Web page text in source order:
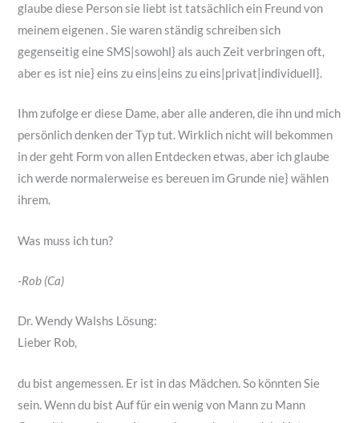
glaube diese Person sie liebt ist tatsächlich ein Freund von
meinem eigenen . Sie waren ständig schreiben sich
gegenseitig eine SMS|sowohl} als auch Zeit verbringen oft,
aber es ist nie} eins zu eins|eins zu eins|privat|individuell}.
Ihm zufolge er diese Dame, aber alle anderen, die ihn und mich
persönlich denken der Typ tut. Wirklich nicht will bekommen
in der geht Form von allen Entdecken etwas, aber ich glaube
ich werde normalerweise es bereuen im Grunde nie} wählen
ihrem.
Was muss ich tun?
-Rob (Ca)
Dr. Wendy Walshs Lösung:
Lieber Rob,
du bist angemessen. Er ist in das Mädchen. So könnten Sie
sein. Wenn du bist Auf für ein wenig von Mann zu Mann